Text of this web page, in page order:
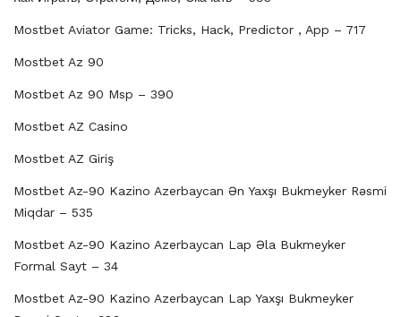
Mostbet Aviator Game: Tricks, Hack, Predictor , App – 717
Mostbet Az 90
Mostbet Az 90 Msp – 390
Mostbet AZ Casino
Mostbet AZ Giriş
Mostbet Az-90 Kazino Azerbaycan Ən Yaxşı Bukmeyker Rəsmi
Miqdar – 535
Mostbet Az-90 Kazino Azerbaycan Lap Əla Bukmeyker
Formal Sayt – 34
Mostbet Az-90 Kazino Azerbaycan Lap Yaxşı Bukmeyker